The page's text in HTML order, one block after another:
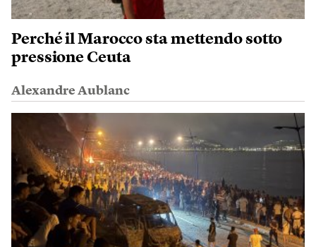
Perché il Marocco sta mettendo sotto
pressione Ceuta
Alexandre Aublanc